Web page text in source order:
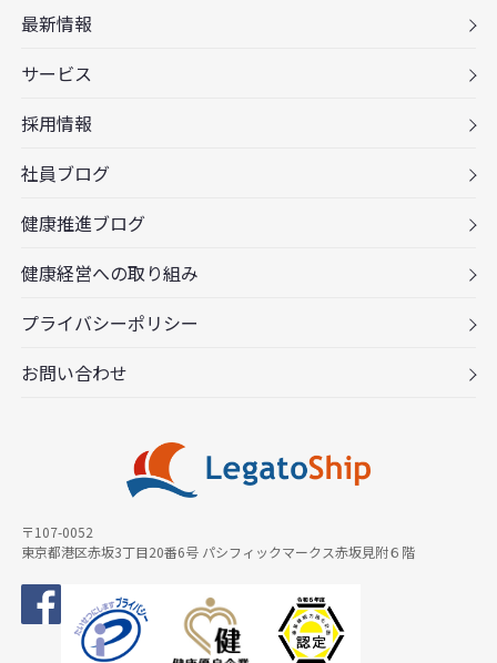
〒107-0052
東京都港区赤坂3丁目20番6号 パシフィックマークス赤坂見附６階
最新情報
サービス
採用情報
社員ブログ
健康推進ブログ
健康経営への取り組み
プライバシーポリシー
お問い合わせ